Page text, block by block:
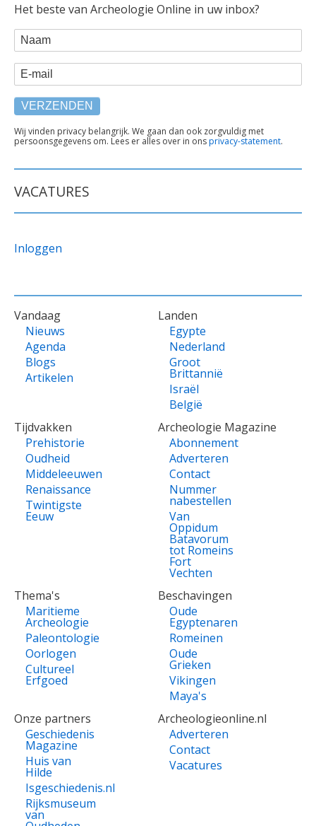
Het beste van Archeologie Online in uw inbox?
WEBFORM
Naam
E-mail
TEKST
ONDER
Wij vinden privacy belangrijk. We gaan dan ook zorgvuldig met
persoonsgegevens om. Lees er alles over in onsprivacy-statement.
VACATURES
Inloggen
VOET
Vandaag
Nieuws
Agenda
Blogs
Artikelen
Landen
Egypte
Nederland
Groot
Brittannië
Israël
België
Tijdvakken
Prehistorie
Oudheid
Middeleeuwen
Renaissance
Twintigste
Eeuw
Archeologie Magazine
Abonnement
Adverteren
Contact
Nummer
nabestellen
Van
Oppidum
Batavorum
tot Romeins
Fort
Vechten
Thema's
Maritieme
Archeologie
Paleontologie
Oorlogen
Cultureel
Erfgoed
Beschavingen
Oude
Egyptenaren
Romeinen
Oude
Grieken
Vikingen
Maya's
Onze partners
Geschiedenis
Magazine
Huis van
Hilde
Isgeschiedenis.nl
Rijksmuseum
van
Archeologieonline.nl
Adverteren
Contact
Vacatures